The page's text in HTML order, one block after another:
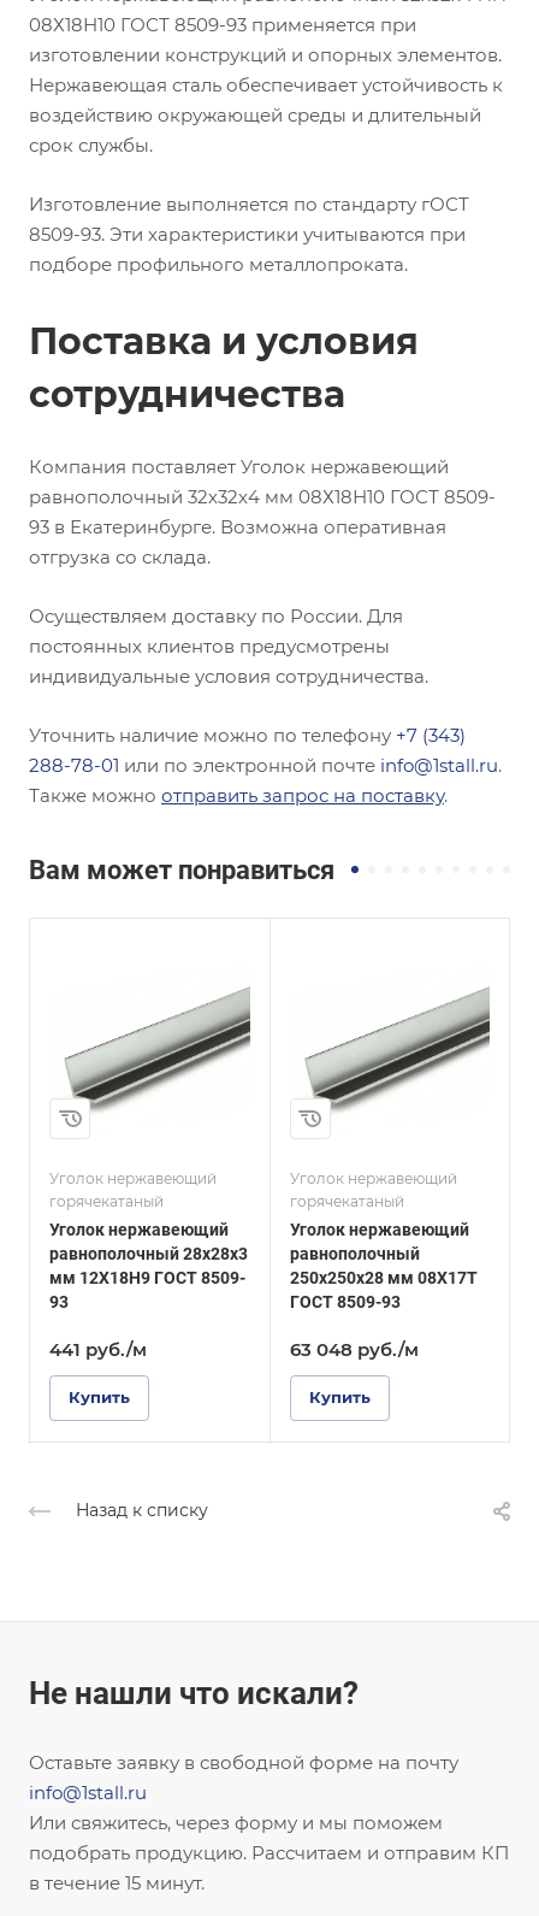
08Х18Н10 ГОСТ 8509-93 применяется при
изготовлении конструкций и опорных элементов.
Нержавеющая сталь обеспечивает устойчивость к
воздействию окружающей среды и длительный
срок службы.
Изготовление выполняется по стандарту гОСТ
8509-93. Эти характеристики учитываются при
подборе профильного металлопроката.
Поставка и условия
сотрудничества
Компания поставляет Уголок нержавеющий
равнополочный 32х32х4 мм 08Х18Н10 ГОСТ 8509-
93 в Екатеринбурге. Возможна оперативная
отгрузка со склада.
Осуществляем доставку по России. Для
постоянных клиентов предусмотрены
индивидуальные условия сотрудничества.
Уточнить наличие можно по телефону +7 (343)
288-78-01 или по электронной почте info@1stall.ru.
Также можно отправить запрос на поставку.
Вам может понравиться
Уголок нержавеющий
горячекатаный
Уголок нержавеющий
равнополочный 28х28х3
мм 12Х18Н9 ГОСТ 8509-
93
441 руб./м
Купить
Равнополочный
Высота, мм
250
Толщина, мм
28
ГОСТ, ТУ
ГОСТ 8509-93
Поверхность
Матовая
Уголок нержавеющий
горячекатаный
Уголок нержавеющий
равнополочный
250х250х28 мм 08Х17Т
ГОСТ 8509-93
63 048 руб./м
Купить
Равнополочный
Высота, мм
25
Толщина, мм
3
ГОСТ, ТУ
ГОСТ 8509-93
Поверхность
Матовая
Назад к списку
Не нашли что искали?
Оставьте заявку в свободной форме на почту
info@1stall.ru
Или свяжитесь, через форму и мы поможем
подобрать продукцию. Рассчитаем и отправим КП
в течение 15 минут.